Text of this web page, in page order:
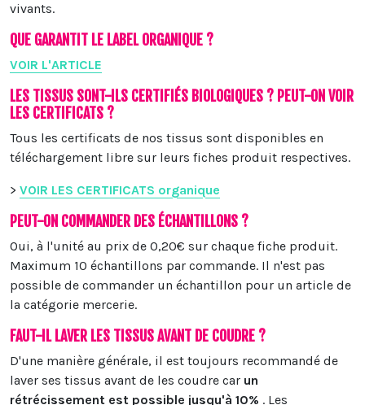
vivants.
QUE GARANTIT LE LABEL ORGANIQUE ?
VOIR L'ARTICLE
LES TISSUS SONT-ILS CERTIFIÉS BIOLOGIQUES ? PEUT-ON VOIR
LES CERTIFICATS ?
Tous les certificats de nos tissus sont disponibles en
téléchargement libre sur leurs fiches produit respectives.
> VOIR LES CERTIFICATS organique
PEUT-ON COMMANDER DES ÉCHANTILLONS ?
Oui, à l'unité au prix de 0,20€ sur chaque fiche produit.
Maximum 10 échantillons par commande. Il n'est pas
possible de commander un échantillon pour un article de
la catégorie mercerie.
FAUT-IL LAVER LES TISSUS AVANT DE COUDRE ?
D'une manière générale, il est toujours recommandé de
laver ses tissus avant de les coudre car un
rétrécissement est possible jusqu'à 10% . Les